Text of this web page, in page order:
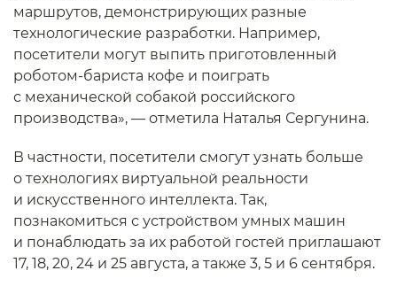
маршрутов, демонстрирующих разные
технологические разработки. Например,
посетители могут выпить приготовленный
роботом-бариста кофе и поиграть
с механической собакой российского
производства», — отметила Наталья Сергунина.
В частности, посетители смогут узнать больше
о технологиях виртуальной реальности
и искусственного интеллекта. Так,
познакомиться с устройством умных машин
и понаблюдать за их работой гостей приглашают
17, 18, 20, 24 и 25 августа, а также 3, 5 и 6 сентября.